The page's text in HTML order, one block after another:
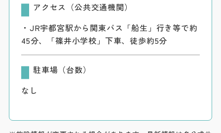
アクセス（公共交通機関）
・JR宇都宮駅から関東バス「船生」行き等で約
45分、「篠井小学校」下車、徒歩約5分
駐車場（台数）
なし